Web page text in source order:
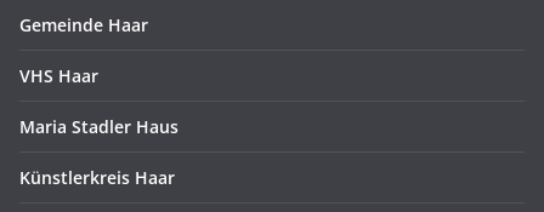
Gemeinde Haar
VHS Haar
Maria Stadler Haus
Künstlerkreis Haar